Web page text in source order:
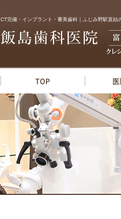
CT完備・インプラント・審美歯科｜ふじみ野駅直結
TOP